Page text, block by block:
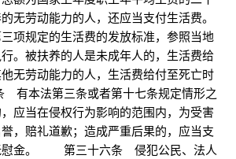
无劳动能力的人，还应当支付生活费。
规定的生活费的发放标准，参照当地
。被扶养的人是未成年人的，生活费给
无劳动能力的人，生活费给付至死亡时
本法第三条或者第十七条规定情形之
应当在侵权行为影响的范围内，为受害
，赔礼道歉；造成严重后果的，应当支
慰金。 第三十六条 侵犯公民、法人